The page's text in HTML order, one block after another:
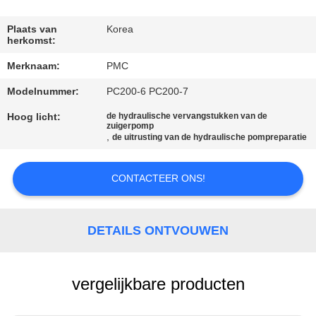
VERZOEK
OM EEN
SITEMAP
PRIVACY
POLICY
Plaats van
herkomst:
Korea
Merknaam: PMC
Modelnummer: PC200-6 PC200-7
Hoog licht:
de hydraulische vervangstukken van de
zuigerpomp
,de uitrusting van de hydraulische pompreparatie
CONTACTEER ONS!
DETAILS ONTVOUWEN
vergelijkbare producten